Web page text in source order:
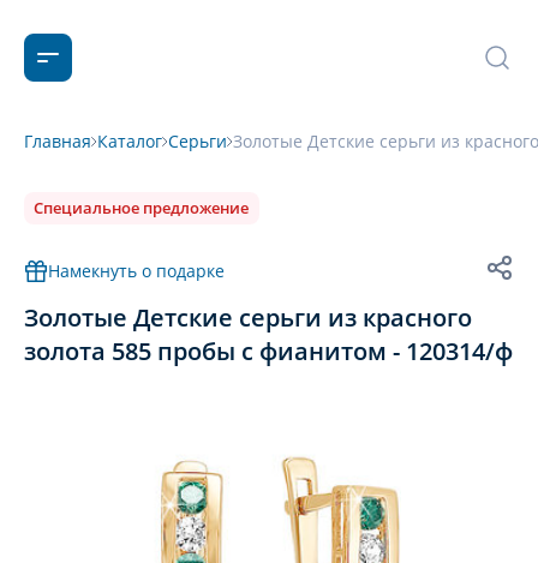
Главная Каталог Серьги Золотые Детские серьги из
Специальное предложение
Намекнуть о подарке
Золотые Детские серьги из красного
золота 585 пробы с фианитом - 120314/ф